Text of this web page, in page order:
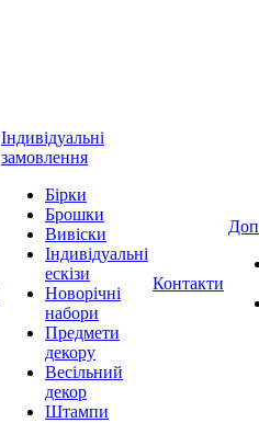
Індивідуальні
замовлення
Бірки
Брошки
Вивіски
Індивідуальні
ескізи
Новорічні
набори
Предмети
декору
Весільний
декор
Штампи
Контакти